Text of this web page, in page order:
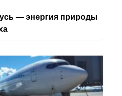
— энергия природы